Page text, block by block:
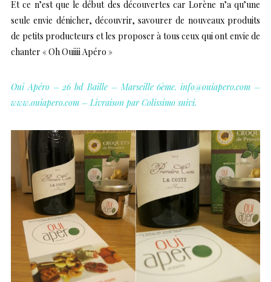
Et ce n’est que le début des découvertes car Lorène n’a qu’une
seule envie dénicher, découvrir, savourer de nouveaux produits
de petits producteurs et les proposer à tous ceux qui ont envie de
chanter « Oh Ouiiii Apéro »
Oui Apéro – 26 bd Baille – Marseille 6ème. info@ouiapero.com –
www.ouiapero.com – Livraison par Colissimo suivi.